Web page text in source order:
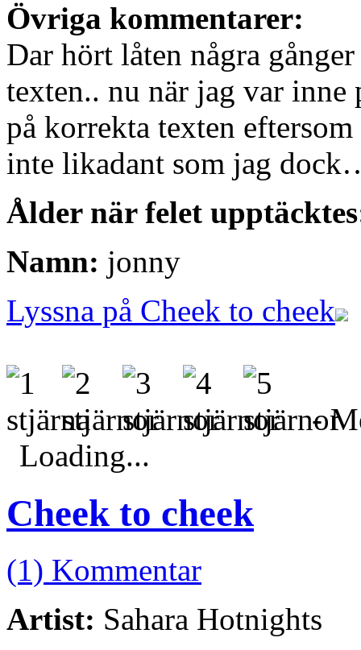
Övriga kommentarer:
Dar hört låten några
texten.. nu när jag var inne
på korrekta texten
inte likadant som jag
Ålder när felet
Namn: jonny
Lyssna på Cheek to cheek
-
Loading...
Cheek to cheek
(1) Kommentar
Artist: Sahara Hotnights